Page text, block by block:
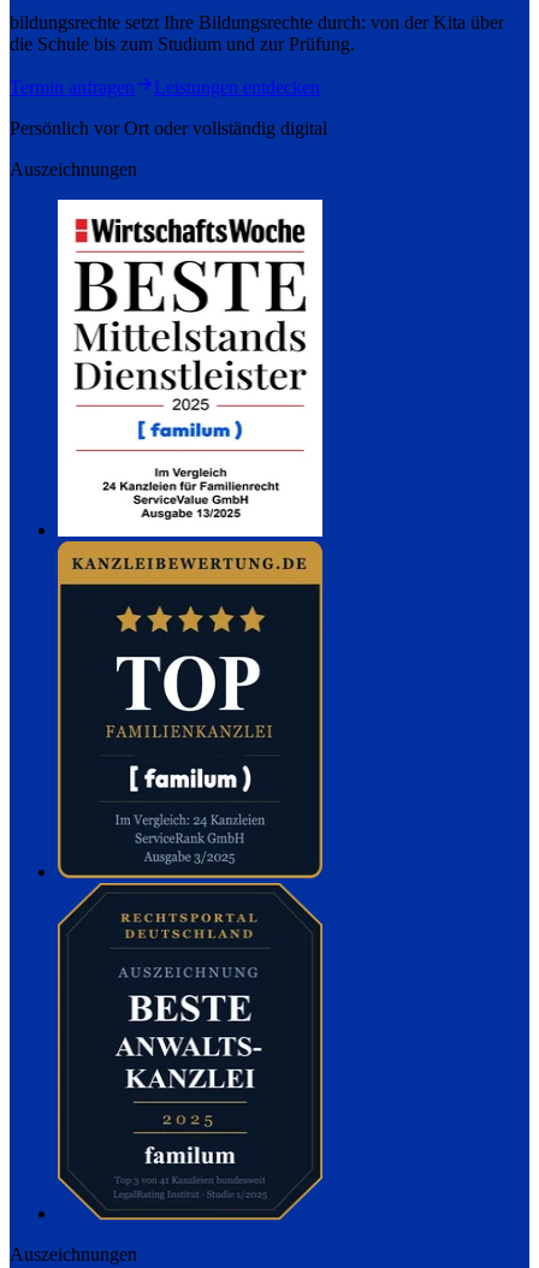
bildungsrechte setzt Ihre Bildungsrechte durch: von der Kita über
die Schule bis zum Studium und zur Prüfung.
Termin anfragen
Leistungen entdecken
Persönlich vor Ort oder vollständig digital
Auszeichnungen
Auszeichnungen